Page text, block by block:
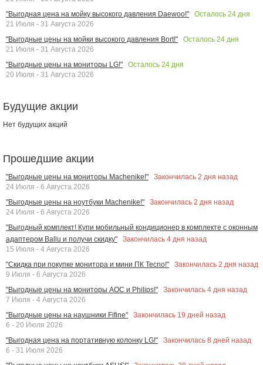
"Выгодная цена на мойку высокого давления Daewoo!"
Осталось 24 дня
21 Июля - 31 Августа 2026
"Выгодные цены на мойки высокого давления Bort!"
Осталось 24 дня
21 Июля - 31 Августа 2026
"Выгодные цены на мониторы LG!"
Осталось 24 дня
20 Июля - 31 Августа 2026
Будущие акции
Нет будущих акций
Прошедшие акции
"Выгодные цены на мониторы Machenike!" Закончилась 2 дня назад
24 Июля - 6 Августа 2026
"Выгодные цены на ноутбуки Machenike!"
Закончилась 2 дня назад
24 Июля - 6 Августа 2026
"Выгодный комплект! Купи мобильный кондиционер в комплекте с оконным
адаптером Ballu и получи скидку"
Закончилась 4 дня назад
15 Июля - 4 Августа 2026
"Скидка при покупке монитора и мини ПК Tecno!"
Закончилась 2 дня назад
9 Июля - 6 Августа 2026
"Выгодные цены на мониторы AOC и Philips!"
Закончилась 4 дня назад
7 Июля - 4 Августа 2026
"Выгодные цены на наушники Fifine"
Закончилась 19 дней назад
6 - 20 Июля 2026
"Выгодная цена на портативную колонку LG!"
Закончилась 8 дней назад
6 - 31 Июля 2026